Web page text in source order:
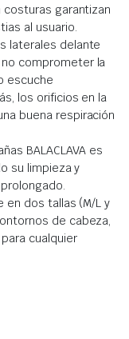
garantizan
al usuario.
laterales delante
comprometer la
escuche
los orificios en la
buena respiración
BALACLAVA es
su limpieza y
en dos tallas (M/L y
de cabeza,
cualquier